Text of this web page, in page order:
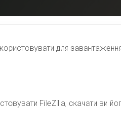
для
FileZilla, скачати ви